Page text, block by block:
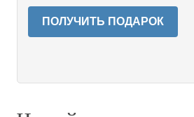
ПОЛУЧИТЬ ПОДАРОК